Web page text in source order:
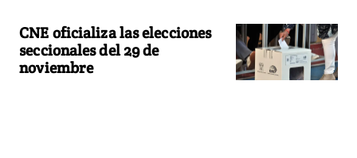
CNE oficializa las elecciones
seccionales del 29 de
noviembre